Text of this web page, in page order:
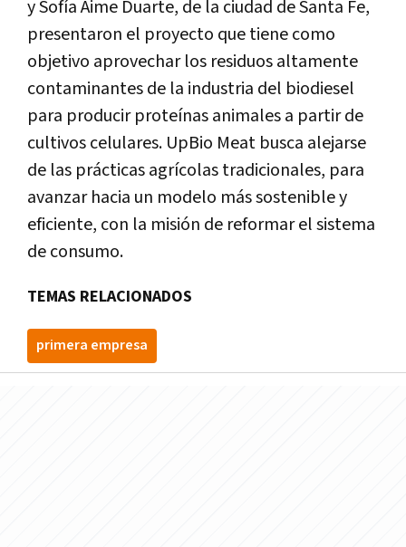
y Sofía Aime Duarte, de la ciudad de Santa Fe,
presentaron el proyecto que tiene como
objetivo aprovechar los residuos altamente
contaminantes de la industria del biodiesel
para producir proteínas animales a partir de
cultivos celulares. UpBio Meat busca alejarse
de las prácticas agrícolas tradicionales, para
avanzar hacia un modelo más sostenible y
eficiente, con la misión de reformar el sistema
de consumo.
TEMAS RELACIONADOS
primera empresa